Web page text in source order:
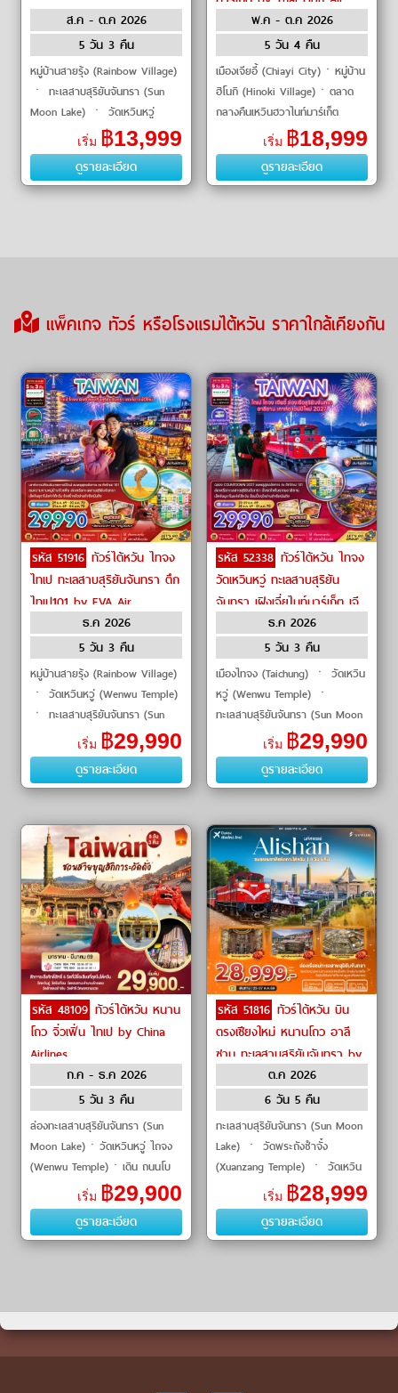
ส.ค - ต.ค 2026
5 วัน 3 คืน
หมู่บ้านสายรุ้ง (Rainbow Village)
ㆍ ทะเลสาบสุริยันจันทรา (Sun
Moon Lake) ㆍ วัดเหวินหวู่
(Wenwu Temple) ㆍ ตึกไทเป 101
(Taipei 101) ㆍ หมู่บ้านโบราณ
จิ่ว�
เริ่ม ฿13,999
ดูรายละเอียด
พ.ค - ต.ค 2026
5 วัน 4 คืน
เมืองเจียอี้ (Chiayi City)ㆍหมู่บ้าน
ฮิโนกิ (Hinoki Village)ㆍตลาด
กลางคืนเหวินฮวาไนท์มาร์เก็ต
(Wenhua Road Night Market)
ㆍชิมชาอู่หลง (Oolong Tea
Tasting – ร�
เริ่ม ฿18,999
ดูรายละเอียด
แพ็คเกจ ทัวร์ หรือโรงแรมไต้หวัน ราคาใกล้เคียงกัน
รหัส 51916 ทัวร์ไต้หวัน ไทจง
ไทเป ทะเลสาบสุริยันจันทรา ตึก
ไทเป101 by EVA Air
ธ.ค 2026
5 วัน 3 คืน
หมู่บ้านสายรุ้ง (Rainbow Village)
ㆍ วัดเหวินหวู่ (Wenwu Temple)
ㆍ ทะเลสาบสุริยันจันทรา (Sun
Moon Lake) ㆍ เกาะลาลู (Lalu
Island) ㆍ หมู่บ้านโบราณไฉหง�
เริ่ม ฿29,990
ดูรายละเอียด
รหัส 52338 ทัวร์ไต้หวัน ไทจง
วัดเหวินหวู่ ทะเลสาบสุริยัน
จันทรา เฝิงเจี่ยไนท์มาร์เก็ต เจี
ยอี้ by EVA Airธ.ค 2026
5 วัน 3 คืน
เมืองไทจง (Taichung) ㆍ วัดเหวิน
หวู่ (Wenwu Temple) ㆍ
ทะเลสาบสุริยันจันทรา (Sun Moon
Lake) ㆍ เกาะลาลู (Lalu Island)
ㆍ เฝิงเจี่ยไนท์มาร์เก็ต (Fengjia
Nigh
เริ่ม ฿29,990
ดูรายละเอียด
รหัส 48109 ทัวร์ไต้หวัน หนาน
โถว จิ่วเฟิ่น ไทเป by China
Airlines
ก.ค - ธ.ค 2026
5 วัน 3 คืน
ล่องทะเลสาบสุริยันจันทรา (Sun
Moon Lake)ㆍวัดเหวินหวู่ ไถจง
(Wenwu Temple)ㆍเดิน ถนนโบ
ราณจิ่วเฟิ่น (Jiufen Old Street)
ㆍชม ตึกไทเป 101 (Taipei 101)ㆍ
ถ่�
เริ่ม ฿29,900
ดูรายละเอียด
รหัส 51816 ทัวร์ไต้หวัน บิน
ตรงเชียงใหม่ หนานโถว อาลี
ซาน ทะเลสาบสุริยันจันทรา by
Starlux Airlines
ต.ค 2026
6 วัน 5 คืน
ทะเลสาบสุริยันจันทรา (Sun Moon
Lake) ㆍ วัดพระถังซำจั๋ง
(Xuanzang Temple) ㆍ วัดเหวิน
หวู่ (Wenwu Temple) ㆍ อุทยาน
แห่งชาติอาลีซาน (Alishan
National Scenic Area)
เริ่ม ฿28,999
ดูรายละเอียด